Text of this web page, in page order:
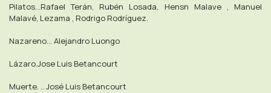
Pilatos...Rafael Terán, Rubén Losada, Hensn Malave , Manuel
Malavé, Lezama , Rodrigo Rodríguez.
Nazareno... Alejandro Luongo
Lázaro.Jose Luis Betancourt
Muerte. .. José Luis Betancourt